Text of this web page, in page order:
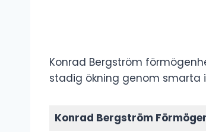
Konrad Bergström
stadig ökning genom smarta
Konrad Bergström